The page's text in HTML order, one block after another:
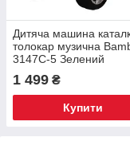
Дитяча машина
толокар музична
3147C-5 Зелений
1 499 ₴
Купити